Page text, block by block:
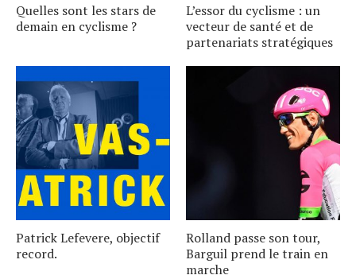
Quelles sont les stars de
demain en cyclisme ?
L’essor du cyclisme : un
vecteur de santé et de
partenariats stratégiques
Patrick Lefevere, objectif
record.
Rolland passe son tour,
Barguil prend le train en
marche